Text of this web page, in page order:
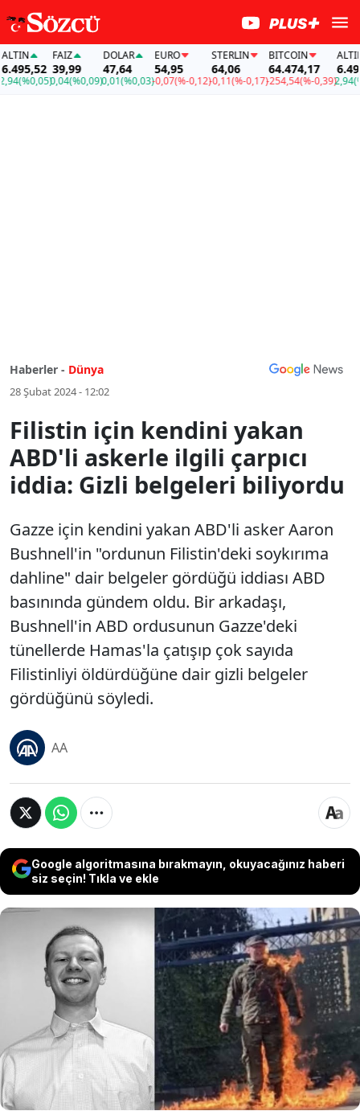
(%0,05)
FAİZ
39,99
0,04(%0,09)
DOLAR
47,64
0,01(%0,03)
EURO
54,95
-0,07(%-0,12)
STERLIN
64,06
-0,11(%-0,17)
BITCOIN
64.474,17
-254,54(%-0,39)
ALTIN
2,94
Haberler - Dünya
28 Şubat 2024 - 12:02
Filistin için kendini yakan
ABD'li askerle ilgili çarpıcı
iddia: Gizli belgeleri biliyordu
Gazze için kendini yakan ABD'li asker Aaron
Bushnell'in "ordunun Filistin'deki soykırıma
dahline" dair belgeler gördüğü iddiası ABD
basınında gündem oldu. Bir arkadaşı,
Bushnell'in ABD ordusunun Gazze'deki
tünellerde Hamas'la çatışıp çok sayıda
Filistinliyi öldürdüğüne dair gizli belgeler
gördüğünü söyledi.
AA
Google algoritmasına bırakmayın, okuyacağınız haberi
siz seçin! Tıkla ve ekle
Gazze için kendini yakan ABD'li asker Aaron
Bushnell'in "ordunun Filistin'deki soykırıma
dahline" dair belgeler gördüğü iddiası ABD
basınında gündem oldu. Bir arkadaşı, Bushnell'in
ABD ordusunun Gazze'deki tünellerde Hamas'la
çatışıp çok sayıda Filistinliyi öldürdüğüne dair
gizli belgeler gördüğünü söyledi.